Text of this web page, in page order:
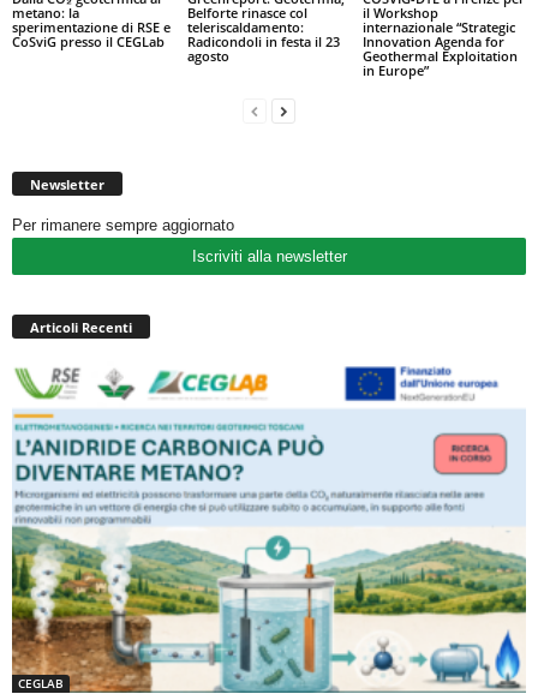
metano: la
sperimentazione di RSE e
CoSviG presso il CEGLab
Belforte rinasce col
teleriscaldamento:
Radicondoli in festa il 23
agosto
il Workshop
internazionale “Strategic
Innovation Agenda for
Geothermal Exploitation
in Europe”
Newsletter
Per rimanere sempre aggiornato
Iscriviti alla newsletter
Articoli Recenti
CEGLAB